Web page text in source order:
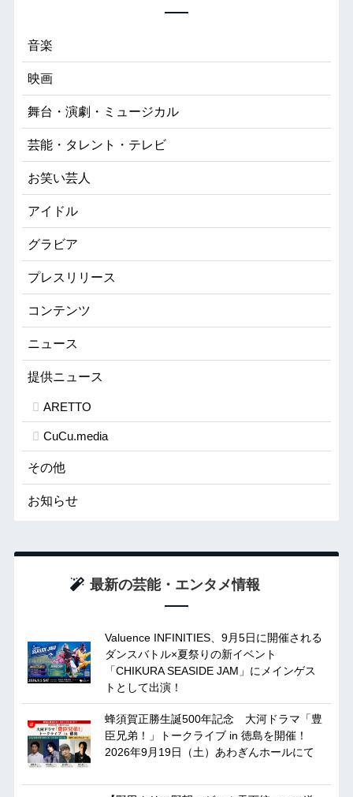
音楽
映画
舞台・演劇・ミュージカル
芸能・タレント・テレビ
お笑い芸人
アイドル
グラビア
プレスリリース
コンテンツ
ニュース
提供ニュース
ARETTO
CuCu.media
その他
お知らせ
最新の芸能・エンタメ情報
Valuence INFINITIES、9月5日に開催される
ダンスバトル×夏祭りの新イベント
「CHIKURA SEASIDE JAM」にメインゲス
トとして出演！
蜂須賀正勝生誕500年記念 大河ドラマ「豊
臣兄弟！」トークライブ in 徳島を開催！
2026年9月19日（土）あわぎんホールにて